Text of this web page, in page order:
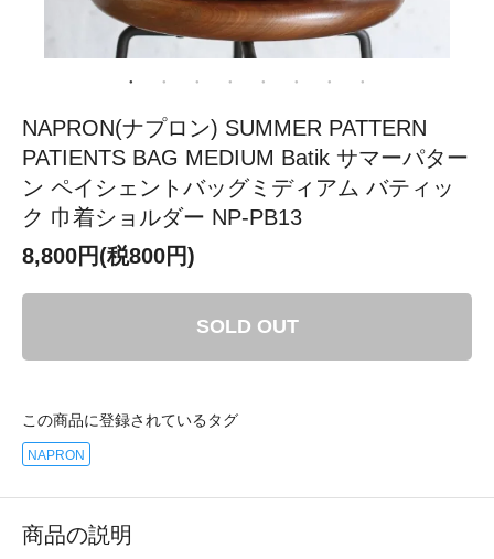
NAPRON(ナプロン) SUMMER PATTERN
PATIENTS BAG MEDIUM Batik サマーパター
ン ペイシェントバッグミディアム バティッ
ク 巾着ショルダー NP-PB13
8,800円(税800円)
SOLD OUT
この商品に登録されているタグ
NAPRON
商品の説明